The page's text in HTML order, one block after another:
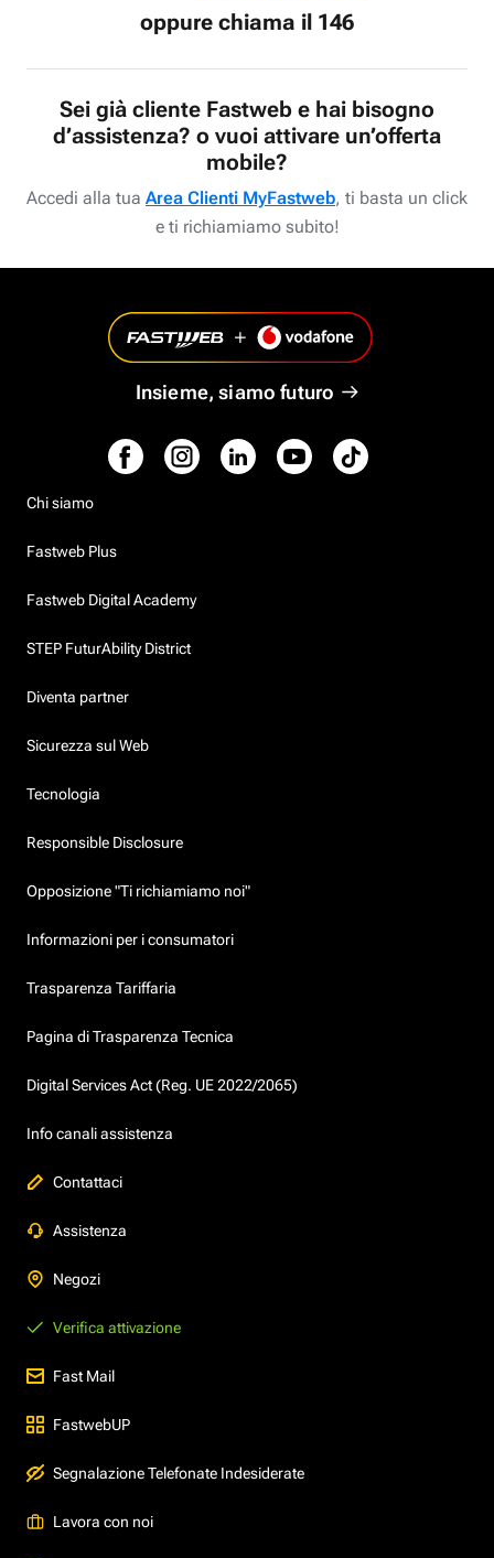
oppure chiama il 146
Sei già cliente Fastweb e hai bisogno
d’assistenza? o vuoi attivare un’offerta
mobile?
Accedi alla tua Area Clienti MyFastweb, ti basta un click
e ti richiamiamo subito!
Insieme, siamo futuro
Chi siamo
Fastweb Plus
Fastweb Digital Academy
STEP FuturAbility District
Diventa partner
Sicurezza sul Web
Tecnologia
Responsible Disclosure
Opposizione "Ti richiamiamo noi"
Informazioni per i consumatori
Trasparenza Tariffaria
Pagina di Trasparenza Tecnica
Digital Services Act (Reg. UE 2022/2065)
Info canali assistenza
Contattaci
Assistenza
Negozi
Verifica attivazione
Fast Mail
FastwebUP
Segnalazione Telefonate Indesiderate
Lavora con noi